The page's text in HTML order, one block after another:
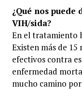
¿Qué nos
VIH/sida?
En el tratamiento
Existen más de
efectivos contra
enfermedad
mucho camino